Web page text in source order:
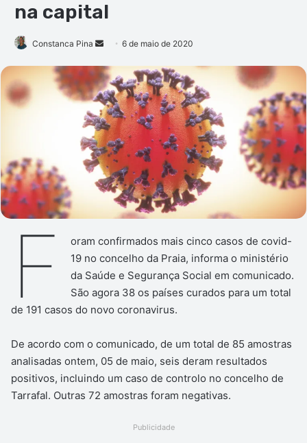
na capital
Constanca Pina
Mande
e-
mail
6 de maio de 2020
F
oram confirmados mais cinco casos de covid-
19 no concelho da Praia, informa o ministério
da Saúde e Segurança Social em comunicado.
São agora 38 os países curados para um total
de 191 casos do novo coronavirus.
De acordo com o comunicado, de um total de 85 amostras
analisadas ontem, 05 de maio, seis deram resultados
positivos, incluindo um caso de controlo no concelho de
Tarrafal. Outras 72 amostras foram negativas.
Publicidade